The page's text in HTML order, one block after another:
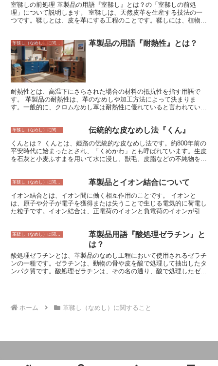
います。池田輝政は、姫路城の建設を計画しており、その資材として
革製品を必要としていたのです。 姫路で生産される革製品は、その
品質の高さで知られており、全国各地に出荷されていました。特に、
具などに使用されていました。 明治維新後は、姫路の革製品産業は
さらに発展し、多くの革製品メーカーが設立されました。現在では、
姫路は日本の革製品産業の中心地となっており、全国の革製品の約6
割が姫路で生産されています。 姫路の革製品は、その品質の高さか
ら世界各国に輸出されており、海外でも高い評価を受けています。現
在では、姫路の革製品は、服や靴、バッグ、財布などの様々な製品に
室鞣しの前処理 革製品の用語『室鞣し』とは？の「室鞣しの前処
理」について説明します。 室鞣しは、天然皮革を生産する技法の一
つです。鞣しとは、皮を革にする工程のことです。鞣しには、植物性
は、動物鞣しの一種です。室鞣しでは、皮を塩漬けにした後に、石灰
液に浸けて灰汁抜きをします。その後、皮を乾燥させます。乾燥させ
た皮を、水に浸して柔らかくします。柔らかくした皮を、なめし剤に
浸けて鞣します。なめし剤には、クロム塩やアルミニウム塩などが用
いられます。鞣した皮を、もう一度乾燥させます。乾燥させた皮を、
仕上げ加工をして完成です。 室鞣しの前処理は、皮を鞣すための準
備段階です。前処理では、皮に含まれる不純物を取り除き、鞣し剤が
浸透しやすい状態にします。前処理の工程としては、皮を塩漬けにす
る、石灰液に浸けて灰汁抜きをする、皮を乾燥させる、などが含まれ
革鞣し（なめし）に関すること 革製品の用語『耐熱性』とは？
耐熱性とは、高温下にさらされた場合の材料の抵抗性を指す用語で
す。 革製品の耐熱性は、革のなめしや加工方法によって決まりま
す。一般的に、クロムなめし革は耐熱性に優れていると言われていま
します。厚い革は、薄い革よりも耐熱性に優れています。 革製品を
する可能性があります。特に、直火や高温の蒸気にさらされると、革
がダメージを受けやすくなります。そのため、革製品を高温下で使用
するときは、注意が必要です。 革製品の耐熱性を高めるためには、
とが有効です。 耐熱加工には、フッ素樹脂加工やシリコーン加工な
どがあります。フッ素樹脂加工は、革の表面にフッ素樹脂をコーティ
ングする加工方法で、革製品の耐熱性や撥水性を高めることができま
す。シリコーン加工は、革の表面にシリコーンをコーティングする加
工方法で、革製品の耐熱性や柔軟性を高めることができます。
革鞣し（なめし）に関すること 伝統的な皮なめし法『くん』
くんとは？ くんとは、姫路の伝統的な皮なめし法です。約800年前の
平安時代に始まったとされ、「くめかわ」とも呼ばれています。生皮
を石灰と小麦ふすまを用いて水に浸し、獣毛、皮脂などの不純物を除
させて、柔らかくして完成です。 姫路では、古くから革製品作りが
ています。くんの皮は、丈夫で、風合いが良いことから、鎧や兜、弓
矢などの武具や、靴、財布、バッグなどの日用品に広く用いられてき
ました。 現在でも、姫路にはくんの技術を受け継ぐ職人たちがいま
革鞣し（なめし）に関すること 革製品とイオン結合について
イオン結合とは、イオン間に働く相互作用のことです。 イオンと
は、原子や分子が電子を獲得または失うことで生じる電気的に荷電し
た粒子です。イオン結合は、正電荷のイオンと負電荷のイオンが引き
電子を失いやすい性質があります。一方、非金属は、原子核の周りを
電子が強く引き付けているため、電子を受け取りやすい性質がありま
す。その結果、金属は正電荷のイオン、非金属は負電荷のイオンにな
ります。正電荷のイオンと負電荷のイオンは引き合っているため、イ
オン結合が成立します。 イオン結合は、金属と非金属の間に強い結
革製品用語『酸処理ゼラチン』と
は？
酸処理ゼラチンとは、革製品のなめし工程において使用されるゼラチ
ンの一種です。ゼラチンは、動物の骨や皮を酸で処理して抽出したタ
ンパク質です。酸処理ゼラチンは、その名の通り、酸で処理したゼラ
もあります。 酸処理ゼラチンは、製革業界において広く使用されて
ホーム 革鞣し（なめし）に関すること